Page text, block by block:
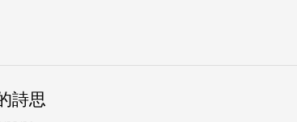
詩思